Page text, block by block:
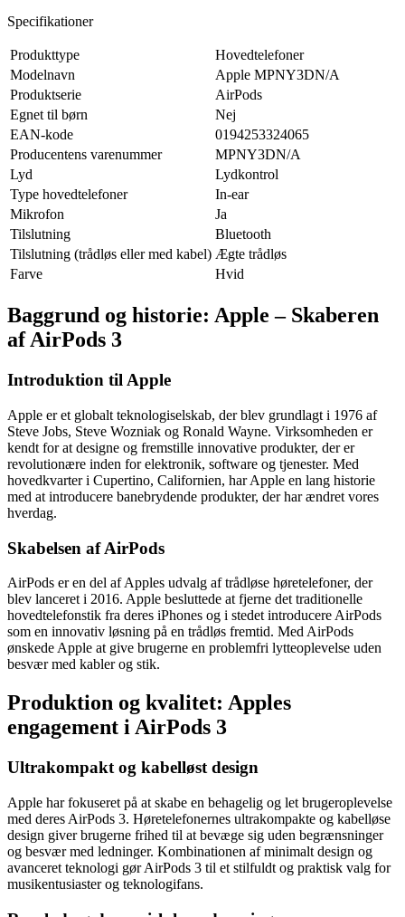
Specifikationer
Produkttype
Hovedtelefoner
Modelnavn
Apple MPNY3DN/A
Produktserie
AirPods
Egnet til børn
Nej
EAN-kode
0194253324065
Producentens varenummer
MPNY3DN/A
Lyd
Lydkontrol
Type hovedtelefoner
In-ear
Mikrofon
Ja
Tilslutning
Bluetooth
Tilslutning (trådløs eller med kabel) Ægte trådløs
Farve
Hvid
Baggrund og historie: Apple – Skaberen
af AirPods 3
Introduktion til Apple
Apple er et globalt teknologiselskab, der blev grundlagt i 1976 af
Steve Jobs, Steve Wozniak og Ronald Wayne. Virksomheden er
kendt for at designe og fremstille innovative produkter, der er
revolutionære inden for elektronik, software og tjenester. Med
hovedkvarter i Cupertino, Californien, har Apple en lang historie
med at introducere banebrydende produkter, der har ændret vores
hverdag.
Skabelsen af AirPods
AirPods er en del af Apples udvalg af trådløse høretelefoner, der
blev lanceret i 2016. Apple besluttede at fjerne det traditionelle
hovedtelefonstik fra deres iPhones og i stedet introducere AirPods
som en innovativ løsning på en trådløs fremtid. Med AirPods
ønskede Apple at give brugerne en problemfri lytteoplevelse uden
besvær med kabler og stik.
Produktion og kvalitet: Apples
engagement i AirPods 3
Ultrakompakt og kabelløst design
Apple har fokuseret på at skabe en behagelig og let brugeroplevelse
med deres AirPods 3. Høretelefonernes ultrakompakte og kabelløse
design giver brugerne frihed til at bevæge sig uden begrænsninger
og besvær med ledninger. Kombinationen af minimalt design og
avanceret teknologi gør AirPods 3 til et stilfuldt og praktisk valg for
musikentusiaster og teknologifans.